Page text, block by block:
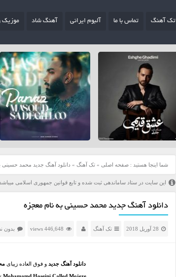
تک آهنگ تماس با ما آلبوم ایرانی آهنگ شاد موزیک
شما اینجا هستید : صفحه اصلی » تک آهنگ » دانلود آهنگ جدید محمد حسینی
این سایت در ستاد ساماندهی ثبت شده و تابع قوانین جمهوری اسلامی میباشد
دانلود آهنگ جدید محمد حسینی به نام معجزه
28 آوریل 2018 تک آهنگ 446,648 views بدون
دانلود آهنگ جدید و فوق العاده زیبای